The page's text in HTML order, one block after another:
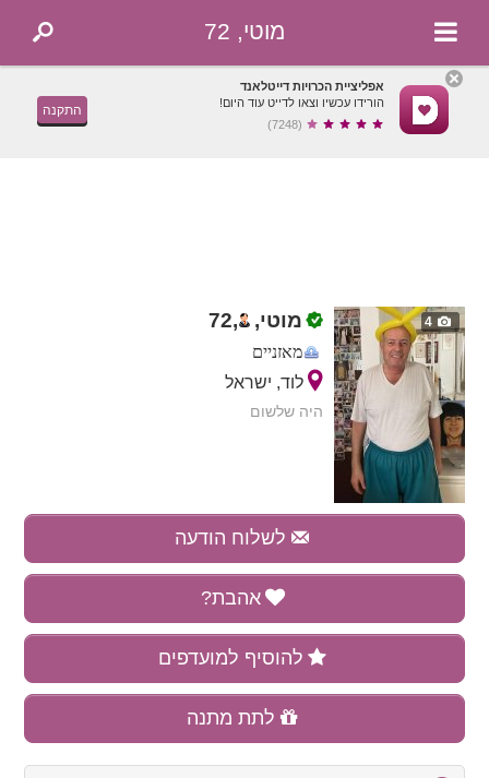
מוטי, 72
אפליציית הכרויות דייטלאנד
הורידו עכשיו וצאו לדייט עוד היום!
(7248)
התקנה
4 מוטי, ,
72
מאזניים
לוד, ישראל
היה שלשום
לשלוח הודעה
אהבת?
להוסיף למועדפים
לתת מתנה